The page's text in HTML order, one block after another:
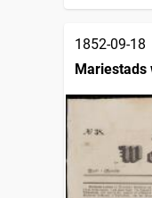
1852-09-18
1834)